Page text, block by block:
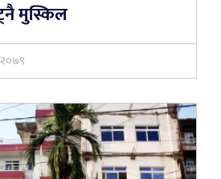
मुस्किल